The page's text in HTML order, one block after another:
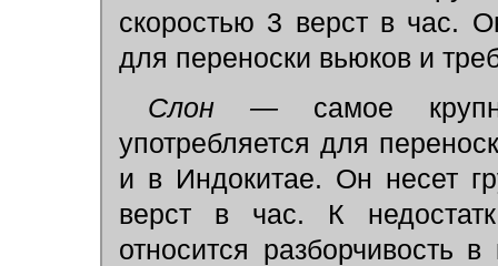
скоростью 3 верст в час.
для переноски вьюков и
Слон — самое
употребляется для
и в Индокитае. Он несет
верст в час. К
относится разборчивость